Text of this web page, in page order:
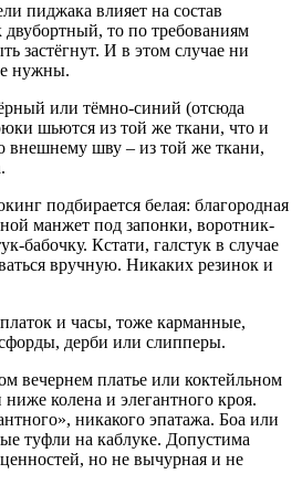
пиджака влияет на состав
то по требованиям
застёгнут. И в этом случае ни
нужны.
или тёмно-синий (отсюда
шьются из той же ткани, что и
внешнему шву – из той же ткани,
подбирается белая: благородная
манжет под запонки, воротник-
бабочку. Кстати, галстук в случае
вручную. Никаких резинок и
и часы, тоже карманные,
дерби или слипперы.
вечернем платье или коктейльном
колена и элегантного кроя.
никакого эпатажа. Боа или
туфли на каблуке. Допустима
но не вычурная и не